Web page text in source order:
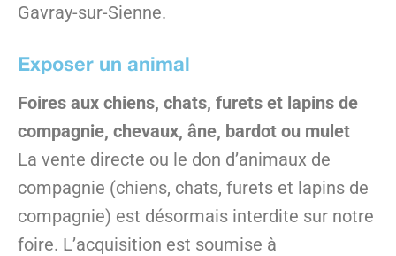
Gavray-sur-Sienne.
Exposer un animal
Foires aux chiens, chats, furets et lapins de
compagnie, chevaux, âne, bardot ou mulet
La vente directe ou le don d’animaux de
compagnie (chiens, chats, furets et lapins de
compagnie) est désormais interdite sur notre
foire. L’acquisition est soumise à